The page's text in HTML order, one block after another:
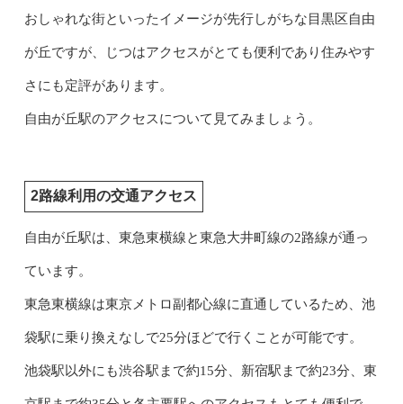
おしゃれな街といったイメージが先行しがちな目黒区自由
が丘ですが、じつはアクセスがとても便利であり住みやす
さにも定評があります。
自由が丘駅のアクセスについて見てみましょう。
2路線利用の交通アクセス
自由が丘駅は、東急東横線と東急大井町線の2路線が通っ
ています。
東急東横線は東京メトロ副都心線に直通しているため、池
袋駅に乗り換えなしで25分ほどで行くことが可能です。
池袋駅以外にも渋谷駅まで約15分、新宿駅まで約23分、東